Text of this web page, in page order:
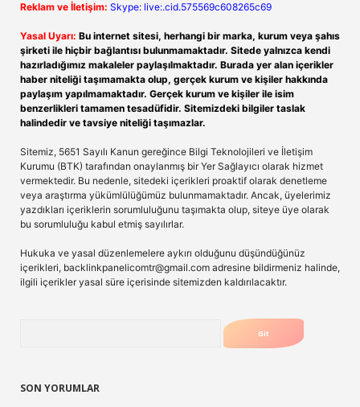
Reklam ve İletişim: Skype: live:.cid.575569c608265c69
Yasal Uyarı: Bu internet sitesi, herhangi bir marka, kurum veya şahıs
şirketi ile hiçbir bağlantısı bulunmamaktadır. Sitede yalnızca kendi
hazırladığımız makaleler paylaşılmaktadır. Burada yer alan içerikler
haber niteliği taşımamakta olup, gerçek kurum ve kişiler hakkında
paylaşım yapılmamaktadır. Gerçek kurum ve kişiler ile isim
benzerlikleri tamamen tesadüfidir. Sitemizdeki bilgiler taslak
halindedir ve tavsiye niteliği taşımazlar.
Sitemiz, 5651 Sayılı Kanun gereğince Bilgi Teknolojileri ve İletişim
Kurumu (BTK) tarafından onaylanmış bir Yer Sağlayıcı olarak hizmet
vermektedir. Bu nedenle, sitedeki içerikleri proaktif olarak denetleme
veya araştırma yükümlülüğümüz bulunmamaktadır. Ancak, üyelerimiz
yazdıkları içeriklerin sorumluluğunu taşımakta olup, siteye üye olarak
bu sorumluluğu kabul etmiş sayılırlar.
Hukuka ve yasal düzenlemelere aykırı olduğunu düşündüğünüz
içerikleri, backlinkpanelicomtr@gmail.com adresine bildirmeniz halinde,
ilgili içerikler yasal süre içerisinde sitemizden kaldırılacaktır.
SON YORUMLAR